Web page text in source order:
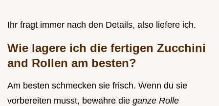
Ihr fragt immer nach den Details, also liefere ich.
Wie lagere ich die fertigen Zucchini
and Rollen am besten?
Am besten schmecken sie frisch. Wenn du sie
vorbereiten musst, bewahre die ganze Rolle